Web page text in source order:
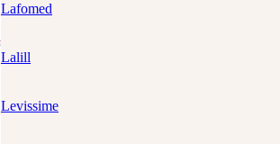
Lafomed
Lalill
Levissime